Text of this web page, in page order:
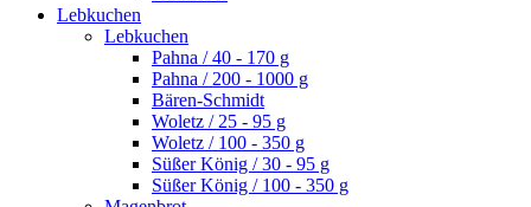
Lebkuchen
Lebkuchen
Pahna / 40 - 170 g
Pahna / 200 - 1000 g
Bären-Schmidt
Woletz / 25 - 95 g
Woletz / 100 - 350 g
Süßer König / 30 - 95 g
Süßer König / 100 - 350 g